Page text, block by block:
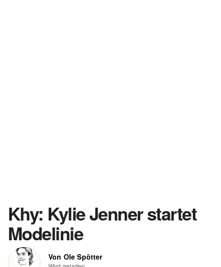
Khy: Kylie Jenner startet
Modelinie
Von Ole Spötter